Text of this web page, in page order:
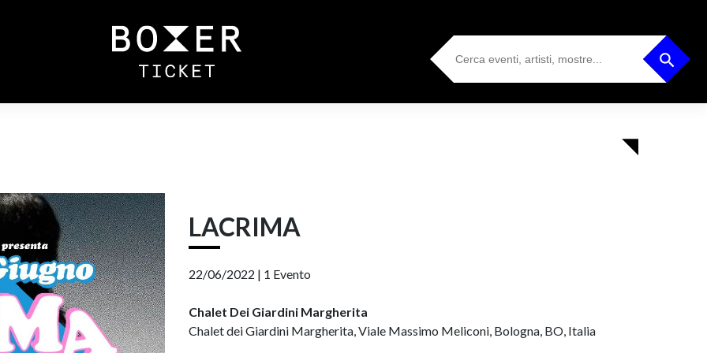
Search
for:
Search Button
LACRIMA
22/06/2022 | 1 Evento
Chalet Dei Giardini Margherita
Chalet dei Giardini Margherita, Viale Massimo Meliconi, Bologna, BO, Italia